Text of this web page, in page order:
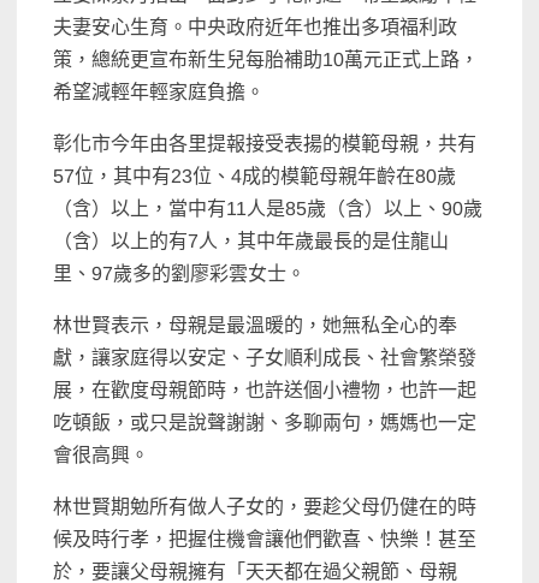
夫妻安心生育。中央政府近年也推出多項福利政
策，總統更宣布新生兒每胎補助10萬元正式上路，
希望減輕年輕家庭負擔。
彰化市今年由各里提報接受表揚的模範母親，共有
57位，其中有23位、4成的模範母親年齡在80歲
（含）以上，當中有11人是85歲（含）以上、90歲
（含）以上的有7人，其中年歲最長的是住龍山
里、97歲多的劉廖彩雲女士。
林世賢表示，母親是最溫暖的，她無私全心的奉
獻，讓家庭得以安定、子女順利成長、社會繁榮發
展，在歡度母親節時，也許送個小禮物，也許一起
吃頓飯，或只是說聲謝謝、多聊兩句，媽媽也一定
會很高興。
林世賢期勉所有做人子女的，要趁父母仍健在的時
候及時行孝，把握住機會讓他們歡喜、快樂！甚至
於，要讓父母親擁有「天天都在過父親節、母親